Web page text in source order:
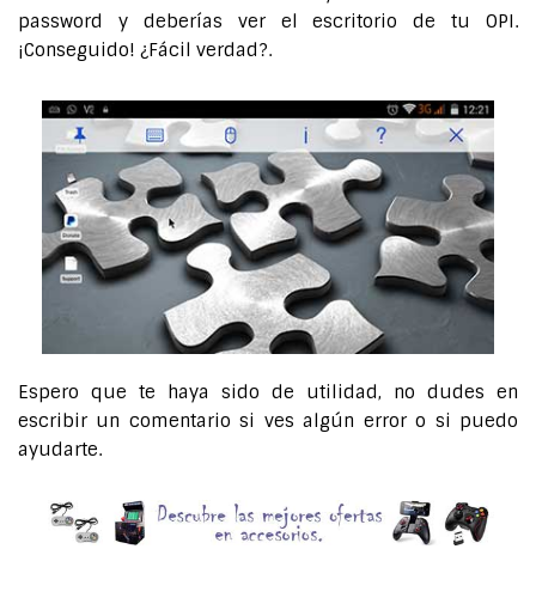
password y deberías ver el escritorio de tu OPI.
¡Conseguido! ¿Fácil verdad?.
Espero que te haya sido de utilidad, no dudes en
escribir un comentario si ves algún error o si puedo
ayudarte.